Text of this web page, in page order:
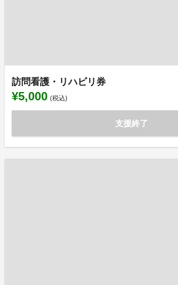
訪問看護・リハビリ券
¥5,000 (税込)
支援終了